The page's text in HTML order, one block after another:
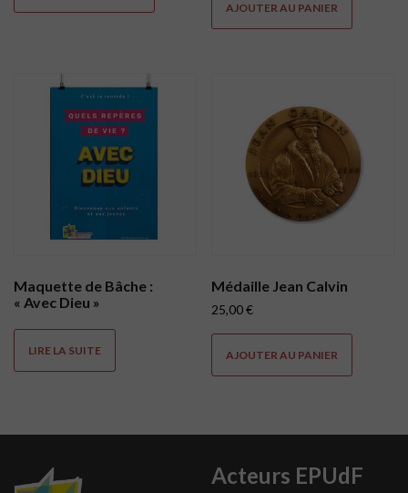
AJOUTER AU PANIER
Maquette de Bâche :
« Avec Dieu »
LIRE LA SUITE
Médaille Jean Calvin
25,00€
AJOUTER AU PANIER
Acteurs EPUdF